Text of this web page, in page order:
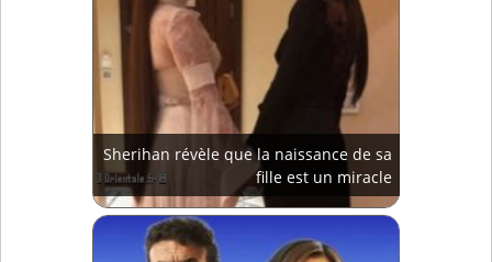
Sherihan révèle que la naissance de sa
fille est un miracle